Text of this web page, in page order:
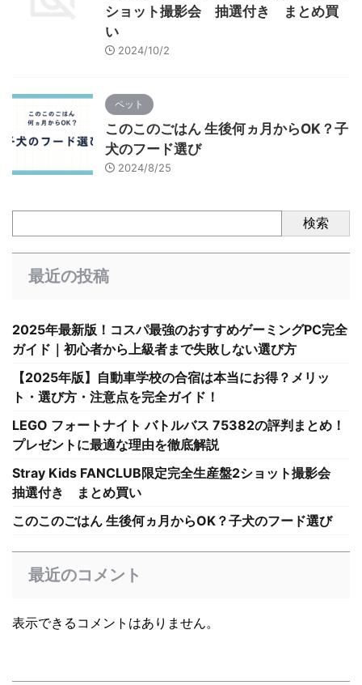
ショット撮影会 抽選付き まとめ買
い
2024/10/2
ペット
このこのごはん 生後何ヵ月からOK？子
犬のフード選び
2024/8/25
検索
最近の投稿
2025年最新版！コスパ最強のおすすめゲーミングPC完全
ガイド｜初心者から上級者まで失敗しない選び方
【2025年版】自動車学校の合宿は本当にお得？メリッ
ト・選び方・注意点を完全ガイド！
LEGO フォートナイト バトルバス 75382の評判まとめ！
プレゼントに最適な理由を徹底解説
Stray Kids FANCLUB限定完全生産盤2ショット撮影会
抽選付き まとめ買い
このこのごはん 生後何ヵ月からOK？子犬のフード選び
最近のコメント
表示できるコメントはありません。